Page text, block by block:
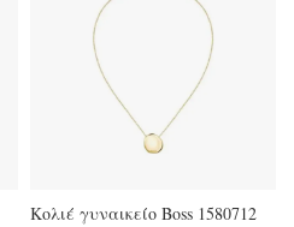
Κολιέ γυναικείο Boss 1580712